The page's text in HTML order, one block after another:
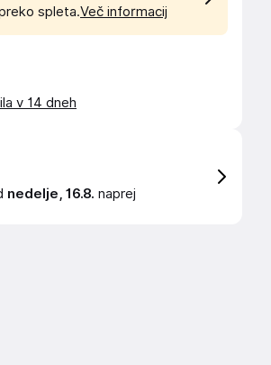
spleta.Več informacij
v 14 dneh
nedelje, 16.8. naprej